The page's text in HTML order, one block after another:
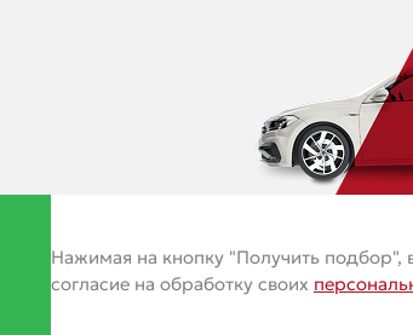
Нажимая на кнопку "Получить подбор",
согласие на обработку своих